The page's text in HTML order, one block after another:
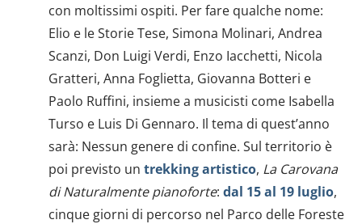
con moltissimi ospiti. Per fare qualche nome:
Elio e le Storie Tese, Simona Molinari, Andrea
Scanzi, Don Luigi Verdi, Enzo Iacchetti, Nicola
Gratteri, Anna Foglietta, Giovanna Botteri e
Paolo Ruffini, insieme a musicisti come Isabella
Turso e Luis Di Gennaro. Il tema di quest’anno
sarà: Nessun genere di confine. Sul territorio è
poi previsto un trekking artistico, La Carovana
di Naturalmente pianoforte: dal 15 al 19 luglio,
cinque giorni di percorso nel Parco delle Foreste